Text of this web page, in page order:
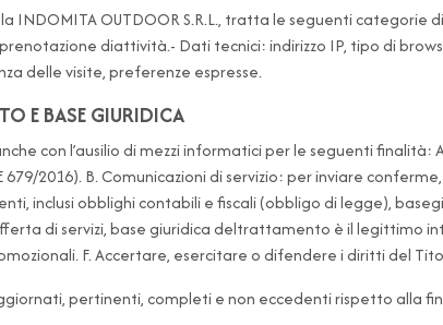
INDOMITA OUTDOOR S.R.L., tratta le seguenti
diattività.- Dati tecnici: indirizzo IP, tipo di
delle visite, preferenze espresse.
E BASE GIURIDICA
con l’ausilio di mezzi informatici per le seguenti
679/2016). B. Comunicazioni di servizio: per inviare
inclusi obblighi contabili e fiscali (obbligo di legge),
di servizi, base giuridica deltrattamento è il legittimo
F. Accertare, esercitare o difendere i diritti del
pertinenti, completi e non eccedenti rispetto alla